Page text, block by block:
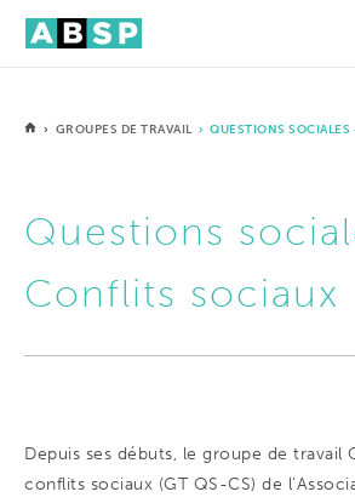
› GROUPES DE TRAVAIL › QUESTIONS
Questions
Conflits sociaux
Depuis ses débuts, le groupe de travail
conflits sociaux (GT QS-CS) de